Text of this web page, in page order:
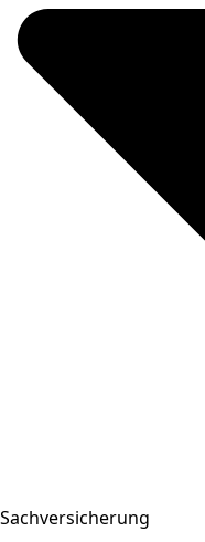
Sachversicherung